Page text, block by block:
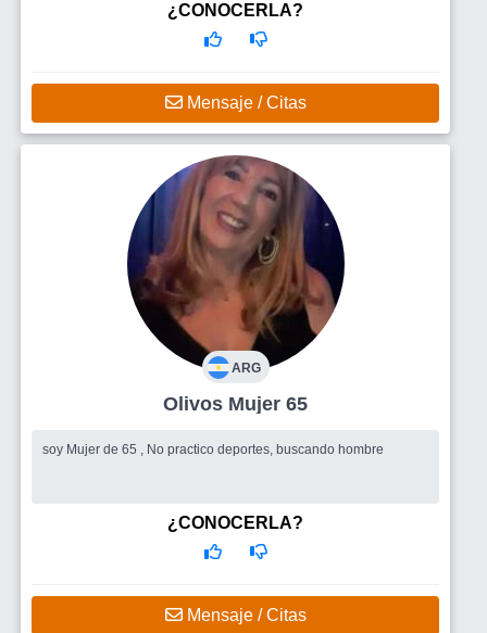
¿CONOCERLA?
Mensaje / Citas
ARG
Olivos Mujer 65
soy Mujer de 65 , No practico deportes, buscando hombre
¿CONOCERLA?
Mensaje / Citas